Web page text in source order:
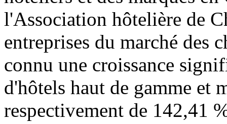
l'Association hôtelière de
entreprises du marché des
connu une croissance
d'hôtels haut de gamme et
respectivement de 142,41